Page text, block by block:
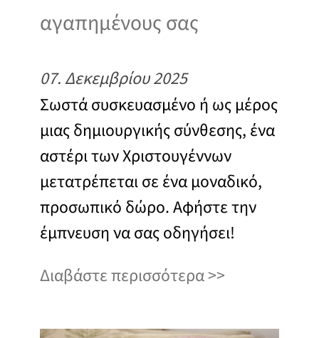
αγαπημένους σας
07. Δεκεμβρίου 2025
Σωστά συσκευασμένο ή ως μέρος
μιας δημιουργικής σύνθεσης, ένα
αστέρι των Χριστουγέννων
μετατρέπεται σε ένα μοναδικό,
προσωπικό δώρο. Αφήστε την
έμπνευση να σας οδηγήσει!
Διαβάστε περισσότερα